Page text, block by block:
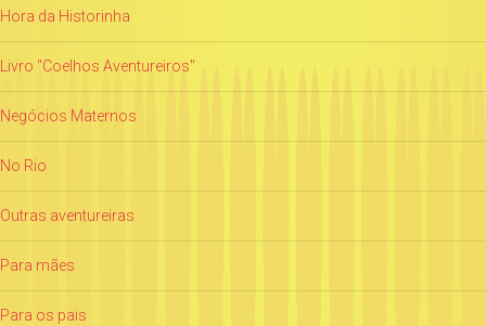
Hora da Historinha
Livro "Coelhos Aventureiros"
Negócios Maternos
No Rio
Outras aventureiras
Para mães
Para os pais